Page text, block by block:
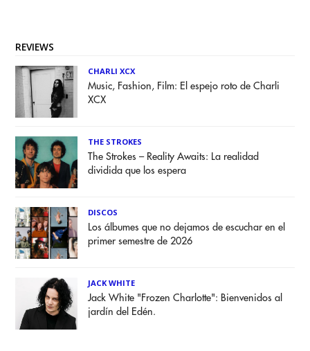
REVIEWS
CHARLI XCX
Music, Fashion, Film: El espejo roto de Charli
XCX
THE STROKES
The Strokes – Reality Awaits: La realidad
dividida que los espera
DISCOS
Los álbumes que no dejamos de escuchar en el
primer semestre de 2026
JACK WHITE
Jack White "Frozen Charlotte": Bienvenidos al
jardín del Edén.